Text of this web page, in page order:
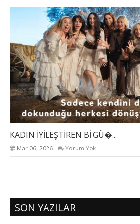
KADIN İYİLEŞTİREN Bİ GÜ�...
Mar 06, 2026 Yorum Yok
SON YAZILAR